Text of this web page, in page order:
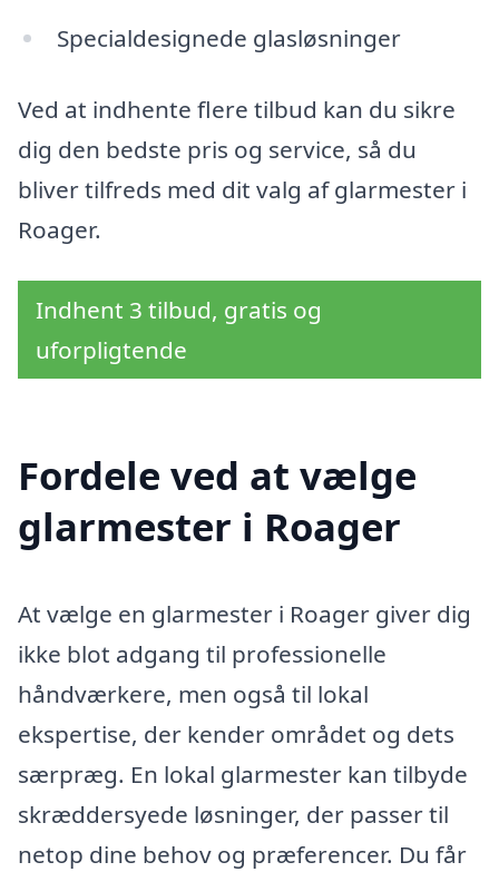
Specialdesignede glasløsninger
Ved at indhente flere tilbud kan du sikre
dig den bedste pris og service, så du
bliver tilfreds med dit valg af glarmester i
Roager.
Indhent 3 tilbud, gratis og
uforpligtende
Fordele ved at vælge
glarmester i Roager
At vælge en glarmester i Roager giver dig
ikke blot adgang til professionelle
håndværkere, men også til lokal
ekspertise, der kender området og dets
særpræg. En lokal glarmester kan tilbyde
skræddersyede løsninger, der passer til
netop dine behov og præferencer. Du får